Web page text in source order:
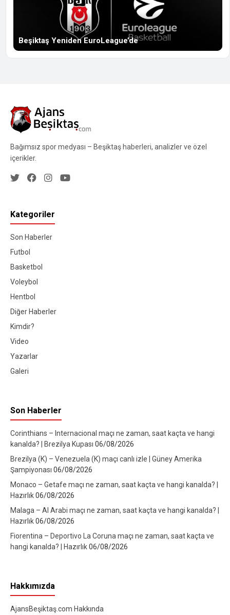
Beşiktaş Yeniden EuroLeague’de
Bağımsız spor medyası – Beşiktaş haberleri, analizler ve özel
içerikler.
Kategoriler
Son Haberler
Futbol
Basketbol
Voleybol
Hentbol
Diğer Haberler
Kimdir?
Video
Yazarlar
Galeri
Son Haberler
Corinthians – Internacional maçı ne zaman, saat kaçta ve hangi
kanalda? | Brezilya Kupası 06/08/2026
Brezilya (K) – Venezuela (K) maçı canlı izle | Güney Amerika
Şampiyonası 06/08/2026
Monaco – Getafe maçı ne zaman, saat kaçta ve hangi kanalda? |
Hazırlık06/08/2026
Malaga – Al Arabi maçı ne zaman, saat kaçta ve hangi kanalda? |
Hazırlık06/08/2026
Fiorentina – Deportivo La Coruna maçı ne zaman, saat kaçta ve
hangi kanalda? | Hazırlık06/08/2026
Hakkımızda
AjansBeşiktaş.com Hakkında